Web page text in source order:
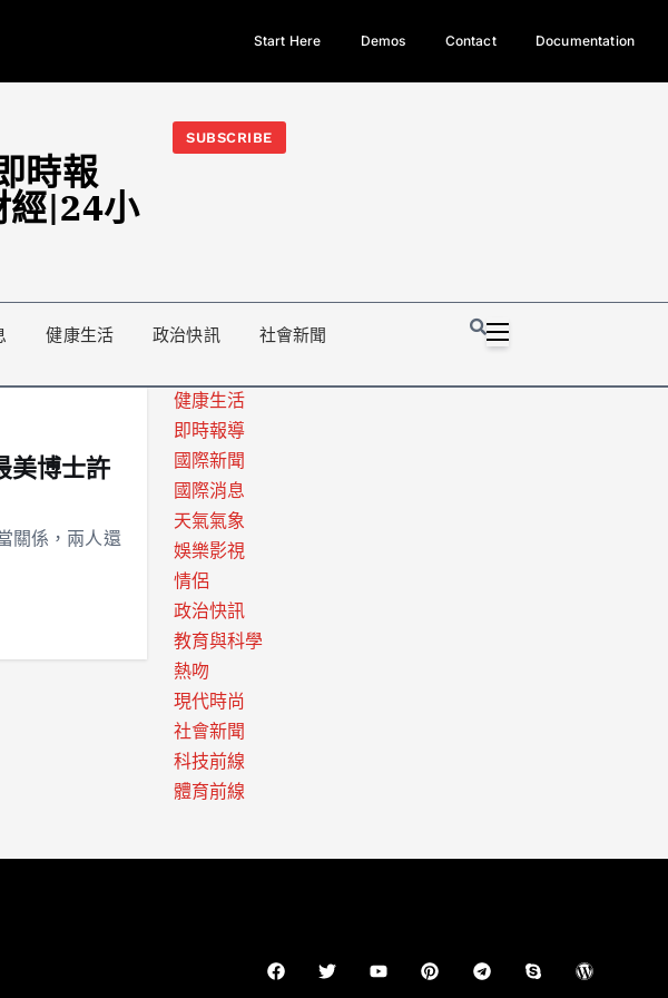
傑回「只能靠嘴巴」
今日熱門新聞TOP3｜西拉雅族正式成第17個原住民族、立院電競
光電場回
Start Here Demos Contact Documentation
時報
經|24小
SUBSCRIBE
健康生活 政治快訊 社會新聞
美博士許
關係，兩人還
健康生活
即時報導
國際新聞
國際消息
天氣氣象
娛樂影視
情侶
政治快訊
教育與科學
熱吻
現代時尚
社會新聞
科技前線
體育前線